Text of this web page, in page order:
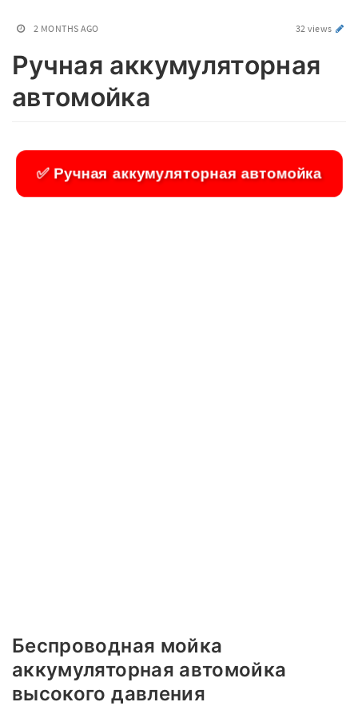
2 MONTHS AGO 32 views
Ручная аккумуляторная
автомойка
✅ Ручная аккумуляторная автомойка
Беспроводная мойка
аккумуляторная автомойка
высокого давления